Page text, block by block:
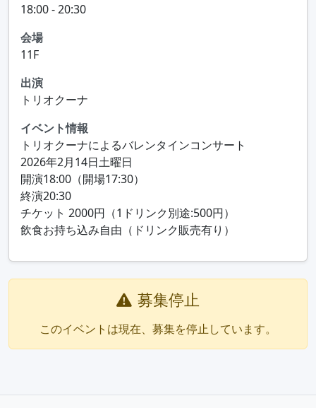
18:00 - 20:30
会場
11F
出演
トリオクーナ
イベント情報
トリオクーナによるバレンタインコンサート
2026年2月14日土曜日
開演18:00（開場17:30）
終演20:30
チケット 2000円（1ドリンク別途:500円）
飲食お持ち込み自由（ドリンク販売有り）
募集停止
このイベントは現在、募集を停止しています。